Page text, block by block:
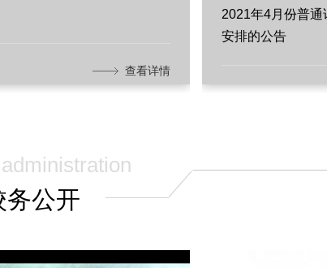
查看详情
2021年4月份普
安排的公告
务公开